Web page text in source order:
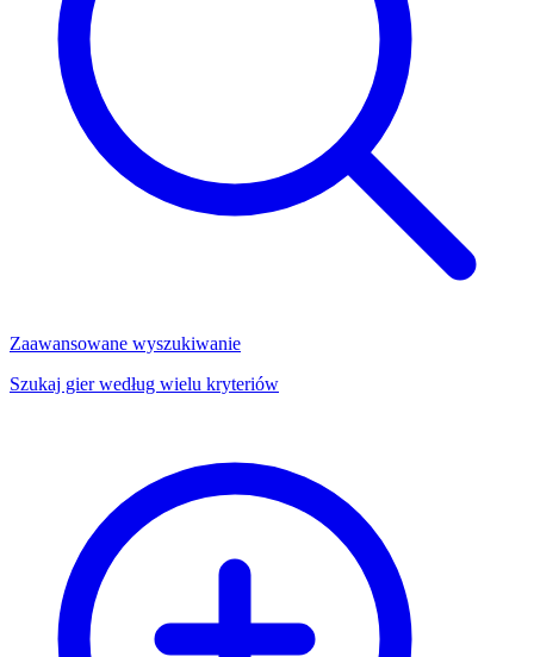
Zaawansowane wyszukiwanie
Szukaj gier według wielu kryteriów